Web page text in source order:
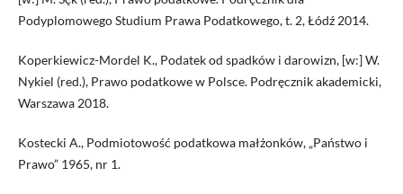
Podyplomowego Studium Prawa Podatkowego, t. 2, Łódź 2014.
Koperkiewicz-Mordel K., Podatek od spadków i darowizn, [w:] W.
Nykiel (red.), Prawo podatkowe w Polsce. Podręcznik akademicki,
Warszawa 2018.
Kostecki A., Podmiotowość podatkowa małżonków, „Państwo i
Prawo” 1965, nr 1.